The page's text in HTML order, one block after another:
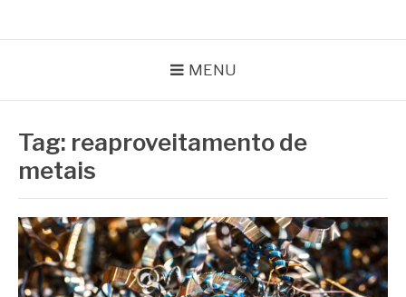
MENU
Tag: reaproveitamento de
metais